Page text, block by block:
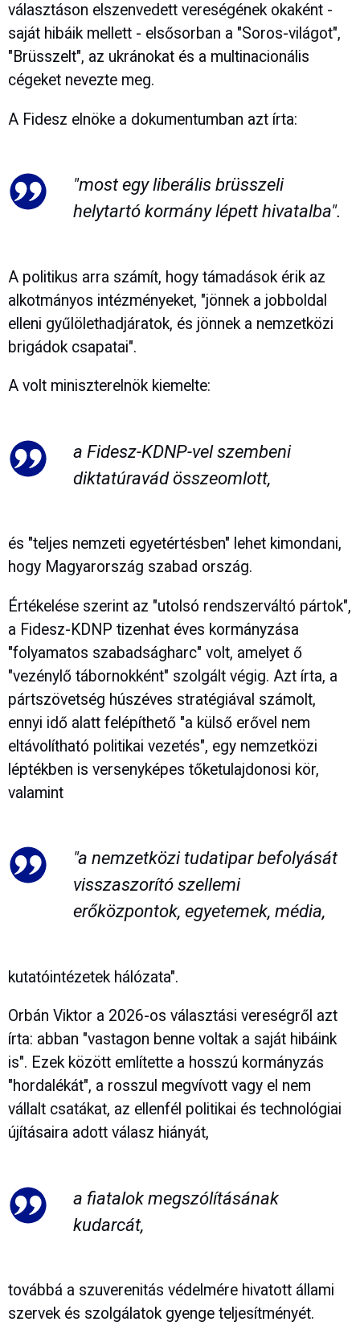
választáson elszenvedett vereségének okaként -
saját hibáik mellett - elsősorban a "Soros-világot",
"Brüsszelt", az ukránokat és a multinacionális
cégeket nevezte meg.
A Fidesz elnöke a dokumentumban azt írta:
"most egy liberális brüsszeli
helytartó kormány lépett hivatalba".
A politikus arra számít, hogy támadások érik az
alkotmányos intézményeket, "jönnek a jobboldal
elleni gyűlölethadjáratok, és jönnek a nemzetközi
brigádok csapatai".
A volt miniszterelnök kiemelte:
a Fidesz-KDNP-vel szembeni
diktatúravád összeomlott,
és "teljes nemzeti egyetértésben" lehet kimondani,
hogy Magyarország szabad ország.
Értékelése szerint az "utolsó rendszerváltó pártok",
a Fidesz-KDNP tizenhat éves kormányzása
"folyamatos szabadságharc" volt, amelyet ő
"vezénylő tábornokként" szolgált végig. Azt írta, a
pártszövetség húszéves stratégiával számolt,
ennyi idő alatt felépíthető "a külső erővel nem
eltávolítható politikai vezetés", egy nemzetközi
léptékben is versenyképes tőketulajdonosi kör,
valamint
"a nemzetközi tudatipar befolyását
visszaszorító szellemi
erőközpontok, egyetemek, média,
kutatóintézetek hálózata".
Orbán Viktor a 2026-os választási vereségről azt
írta: abban "vastagon benne voltak a saját hibáink
is". Ezek között említette a hosszú kormányzás
"hordalékát", a rosszul megvívott vagy el nem
vállalt csatákat, az ellenfél politikai és technológiai
újításaira adott válasz hiányát,
a fiatalok megszólításának
kudarcát,
továbbá a szuverenitás védelmére hivatott állami
szervek és szolgálatok gyenge teljesítményét.